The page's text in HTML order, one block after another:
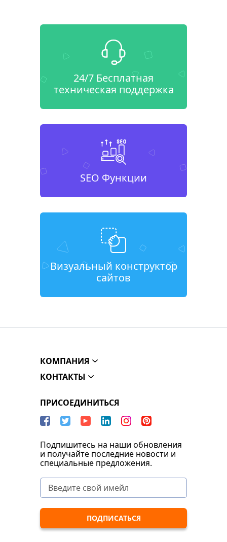
24/7 Бесплатная
техническая поддержка
SEO Функции
Визуальный конструктор
сайтов
КОМПАНИЯ
КОНТАКТЫ
ПРИСОЕДИНИТЬСЯ
Подпишитесь на наши обновления
и получайте последние новости и
специальные предложения.